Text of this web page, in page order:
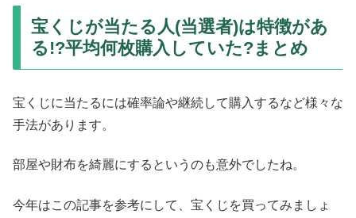
宝くじが当たる人(当選者)は特徴があ
る!?平均何枚購入していた?まとめ
宝くじに当たるには確率論や継続して購入するなど様々な
手法があります。
部屋や財布を綺麗にするというのも意外でしたね。
今年はこの記事を参考にして、宝くじを買ってみましょ